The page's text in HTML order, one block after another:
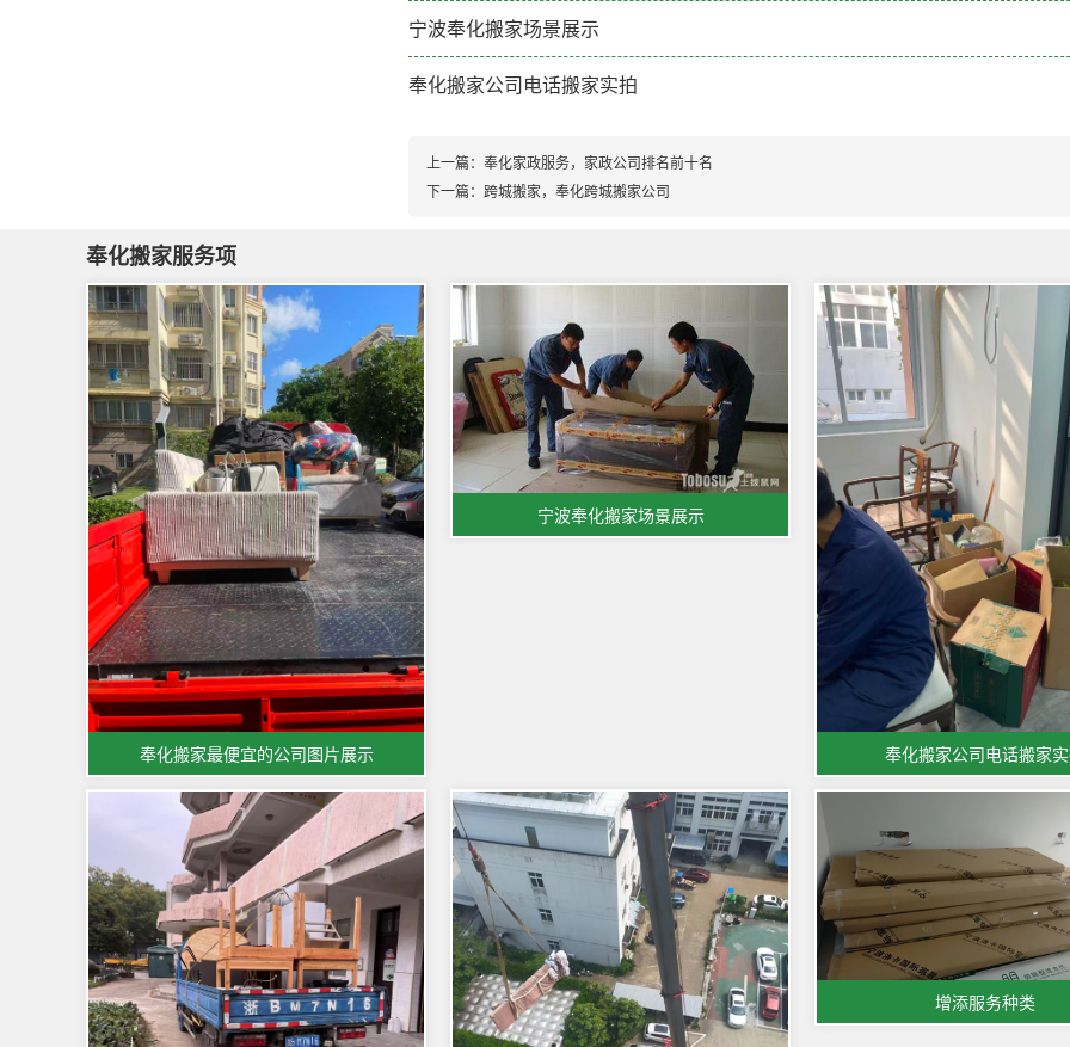
宁波奉化搬家场景展示
奉化搬家公司电话搬家实拍
上一篇： 奉化家政服务，家政公司排名前十名
下一篇： 跨城搬家，奉化跨城搬家公司
奉化搬家服务项
奉化搬家最便宜的公司图片展示
宁波奉化搬家场景展示
奉化搬家公司电话搬家
增添服务种类